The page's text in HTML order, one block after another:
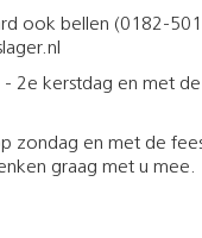
ook bellen (0182-
2e kerstdag en met
zondag en met de
graag met u mee.